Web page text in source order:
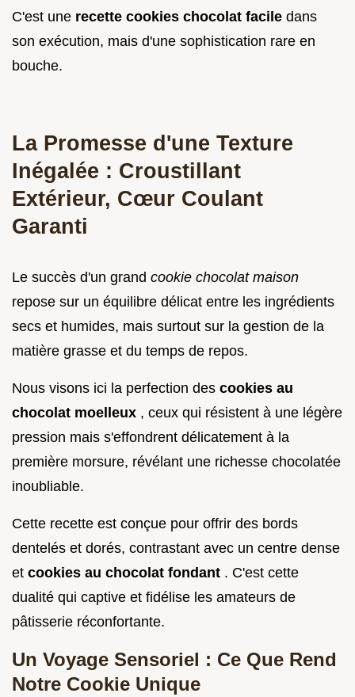
C'est une recette cookies chocolat facile dans
son exécution, mais d'une sophistication rare en
bouche.
La Promesse d'une Texture
Inégalée : Croustillant
Extérieur, Cœur Coulant
Garanti
Le succès d'un grand cookie chocolat maison
repose sur un équilibre délicat entre les ingrédients
secs et humides, mais surtout sur la gestion de la
matière grasse et du temps de repos.
Nous visons ici la perfection des cookies au
chocolat moelleux , ceux qui résistent à une légère
pression mais s'effondrent délicatement à la
première morsure, révélant une richesse chocolatée
inoubliable.
Cette recette est conçue pour offrir des bords
dentelés et dorés, contrastant avec un centre dense
et cookies au chocolat fondant . C'est cette
dualité qui captive et fidélise les amateurs de
pâtisserie réconfortante.
Un Voyage Sensoriel : Ce Que Rend
Notre Cookie Unique